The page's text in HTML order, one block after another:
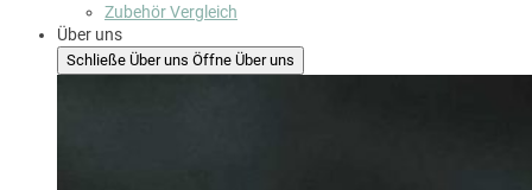
Zubehör Vergleich
Über uns
Schließe Über uns Öffne Über uns